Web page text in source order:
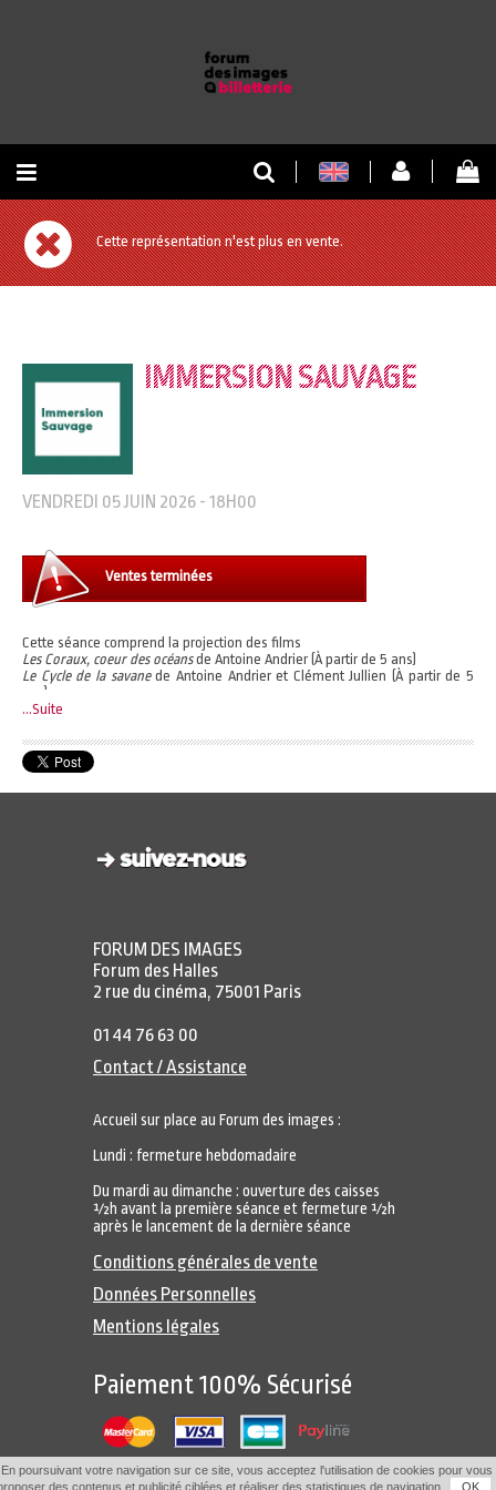
RETOUR À L'ACCUEIL
RETOUR AU SITE
Cette représentation n'est plus en vente.
IMMERSION SAUVAGE
VENDREDI 05 JUIN 2026 - 18H00
Ventes terminées
Cette séance comprend la projection des films
Les Coraux, coeur des océansde Antoine Andrier (À partir de 5 ans)
Le Cycle de la savanede Antoine Andrier et Clément Jullien (À partir de 5
ans)
Amérique centrale, entre jungle et océan
Accès à l'expérience immersive à l'heure de votre choix.
Horaires d'ouverture :
https://www.forumdesimages.fr/faq-immersion-sauvage#23068
...Suite
FORUM DES IMAGES
Forum des Halles
2 rue du cinéma, 75001 Paris
01 44 76 63 00
Contact / Assistance
Accueil sur place au Forum des images :
Lundi : fermeture hebdomadaire
Du mardi au dimanche : ouverture des caisses
½h avant la première séance et fermeture ½h
après le lancement de la dernière séance
Conditions générales de vente
Données Personnelles
Mentions légales
Paiement 100% Sécurisé
En poursuivant votre navigation sur ce site, vous acceptez l'utilisation de cookies pour vous
des contenus et publicité ciblées et réaliser des statistiques de navigation.
OK